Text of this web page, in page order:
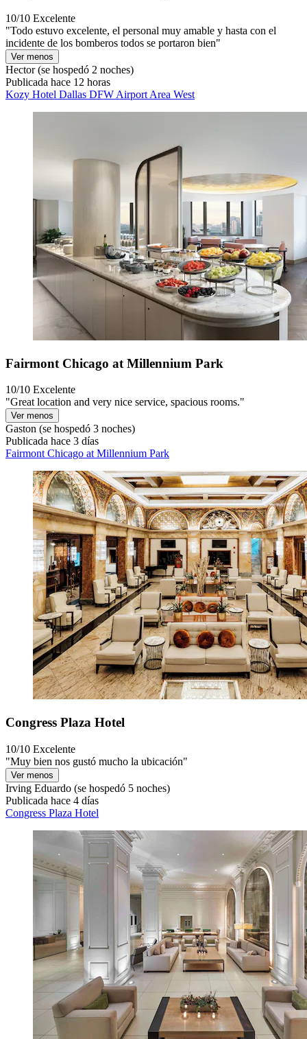
10/10 Excelente
"Todo estuvo excelente, el personal muy amable y hasta con el
incidente de los bomberos todos se portaron bien"
Ver menos
Hector(se hospedó 2 noches)
Publicada hace 12 horas
Kozy Hotel Dallas DFW Airport Area West
Fairmont Chicago at Millennium Park
10/10 Excelente
"Great location and very nice service, spacious rooms."
Ver menos
Gaston (se hospedó 3 noches)
Publicada hace 3 días
Fairmont Chicago at Millennium Park
Congress Plaza Hotel
10/10 Excelente
"Muy bien nos gustó mucho la ubicación"
Ver menos
Irving Eduardo (se hospedó 5 noches)
Publicada hace 4 días
Congress Plaza Hotel